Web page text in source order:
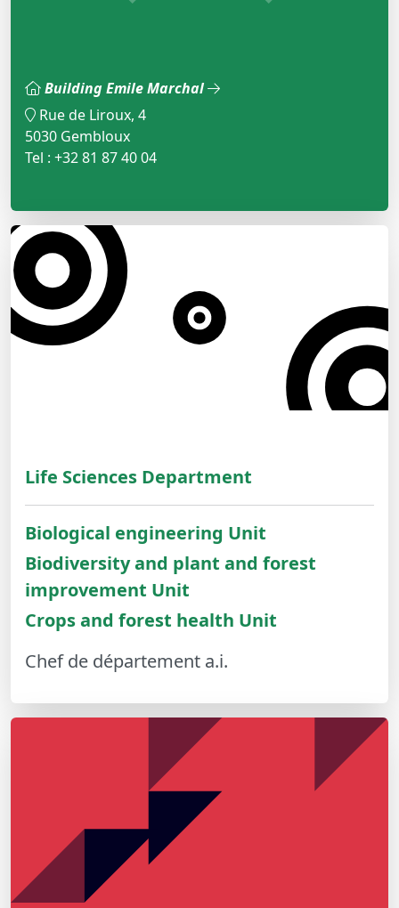
Building Emile Marchal
Rue de Liroux, 4
5030 Gembloux
Tel : +32 81 87 40 04
Life Sciences Department
Biological engineering Unit
Biodiversity and plant and forest
improvement Unit
Crops and forest health Unit
Chef de département a.i.